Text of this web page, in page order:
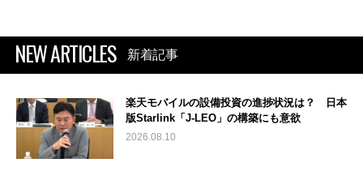
NEW ARTICLES 新着記事
楽天モバイルの設備投資の進捗状況は？ 日本
版Starlink「J-LEO」の構築にも意欲
2026.08.10